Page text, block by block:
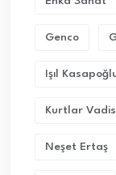
Genco
Işıl
Kurtlar
Neşet Ertaş